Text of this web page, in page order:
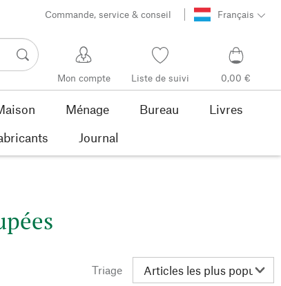
Commande, service & conseil Français
Mon compte Liste de suivi 0,00 €
Ménage Bureau
Livres
Journal
Triage